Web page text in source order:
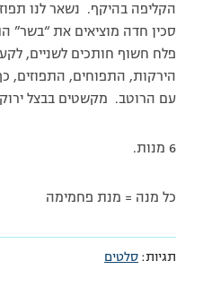
הקליפה בהיקף. נשאר לנו
סכין חדה מוציאים את “בשר”
פלח חשוף חותכים לשניים,
הירקות, התפוחים, התפוזים,
עם הרוטב. מקשטים בבצל ירוק
6 מנות.
כל מנה = מנת פחמימה
תגיות: סלטים